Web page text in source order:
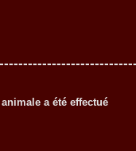
a été effectué